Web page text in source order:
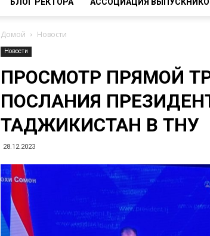
Домой Новости
Новости
ПРОСМОТР ПРЯМОЙ
ПОСЛАНИЯ
ТАДЖИКИСТАН В ТНУ
28.12.2023